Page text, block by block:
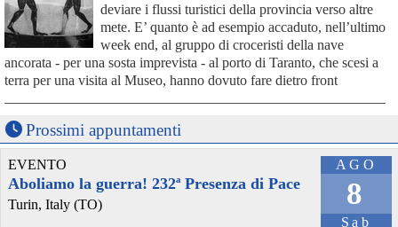
deviare i flussi turistici della provincia verso altre
mete. E’ quanto è ad esempio accaduto, nell’ultimo
week end, al gruppo di croceristi della nave
ancorata - per una sosta imprevista - al porto di Taranto, che scesi a
terra per una visita al Museo, hanno dovuto fare dietro front
Prossimi appuntamenti
AGO
8
Sab
EVENTO
Aboliamo la guerra! 232ª Presenza di Pace
Turin, Italy (TO)